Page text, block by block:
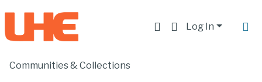
Log In
Communities & Collections
Home Facultad de Educación